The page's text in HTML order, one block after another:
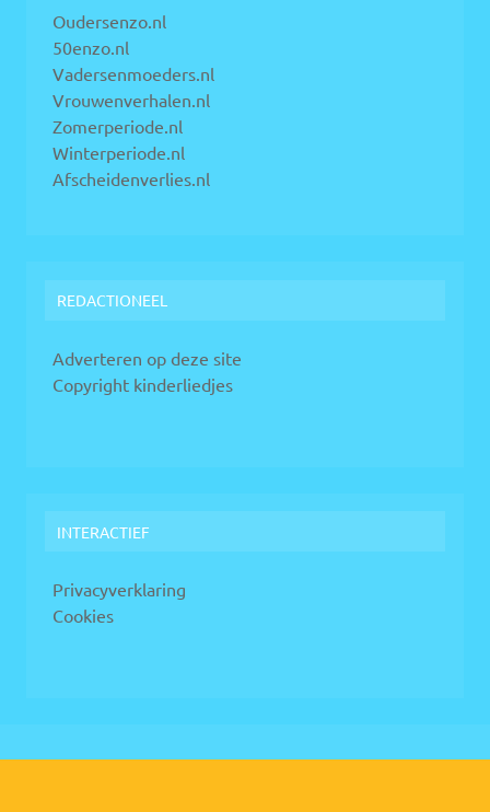
Oudersenzo.nl
50enzo.nl
Vadersenmoeders.nl
Vrouwenverhalen.nl
Zomerperiode.nl
Winterperiode.nl
Afscheidenverlies.nl
REDACTIONEEL
Adverteren op deze site
Copyright kinderliedjes
INTERACTIEF
Privacyverklaring
Cookies